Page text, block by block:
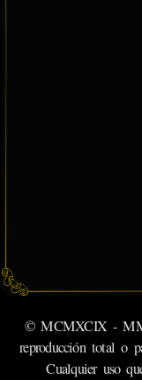
© MCMXCIX -
reproducción total o
Cualquier uso